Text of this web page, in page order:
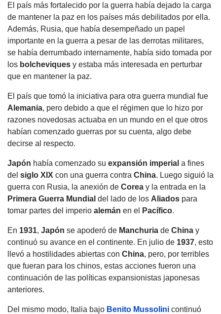
El país más fortalecido por la guerra había dejado la carga
de mantener la paz en los países más debilitados por ella.
Además, Rusia, que había desempeñado un papel
importante en la guerra a pesar de las derrotas militares,
se había derrumbado internamente, había sido tomada por
los bolcheviques y estaba más interesada en perturbar
que en mantener la paz.
El país que tomó la iniciativa para otra guerra mundial fue
Alemania, pero debido a que el régimen que lo hizo por
razones novedosas actuaba en un mundo en el que otros
habían comenzado guerras por su cuenta, algo debe
decirse al respecto.
Japón había comenzado su expansión imperial a fines
del siglo XIX con una guerra contra China. Luego siguió la
guerra con Rusia, la anexión de Corea y la entrada en la
Primera Guerra Mundial del lado de los Aliados para
tomar partes del imperio alemán en el Pacífico.
En 1931, Japón se apoderó de Manchuria de China y
continuó su avance en el continente. En julio de 1937, esto
llevó a hostilidades abiertas con China, pero, por terribles
que fueran para los chinos, estas acciones fueron una
continuación de las políticas expansionistas japonesas
anteriores.
Del mismo modo, Italia bajo Benito Mussolini continuó